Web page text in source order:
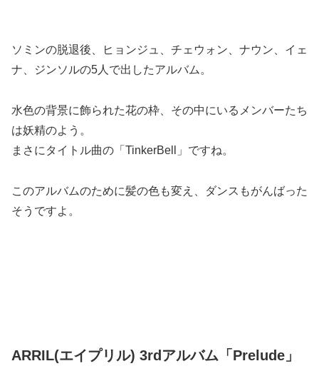
ソミンの脱退後、ヒョンジュ、チェウォン、ナウン、イェ
ナ、ジンソルの5人で出したアルバム。
水色の背景に飾られた花の枠、その中にいるメンバーたち
は妖精のよう。
まさにタイトル曲の「TinkerBell」ですね。
このアルバムのために髪の色も変え、ダンスもがんばった
そうですよ。
ARRIL(エイプリル) 3rdアルバム「Prelude」